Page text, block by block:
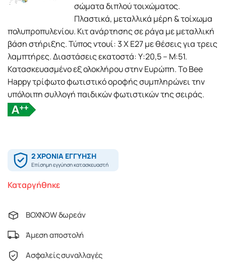
σώματα διπλού τοιχώματος.
Πλαστικά, μεταλλικά μέρη & τοίχωμα
πολυπροπυλενίου. Κιτ ανάρτησης σε ράγα με μεταλλική
βάση στήριξης. Τύπος ντουί: 3 Χ E27 με θέσεις για τρεις
λαμπτήρες. Διαστάσεις εκατοστά: Υ:20,5 – Μ:51.
Κατασκευασμένο εξ ολοκλήρου στην Ευρώπη. Το Bee
Happy τρίφωτο φωτιστικό οροφής συμπληρώνει την
υπόλοιπη συλλογή παιδικών φωτιστικών της σειράς.
Καταργήθηκε
BOXNOW δωρεάν
Άμεση αποστολή
Ασφαλείς συναλλαγές